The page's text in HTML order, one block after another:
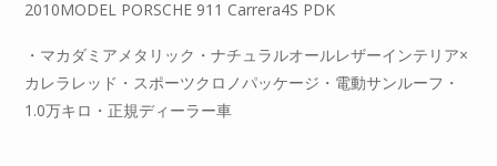
2010MODEL PORSCHE 911 Carrera4S PDK
・マカダミアメタリック・ナチュラルオールレザーインテリア×
カレラレッド・スポーツクロノパッケージ・電動サンルーフ・
1.0万キロ・正規ディーラー車